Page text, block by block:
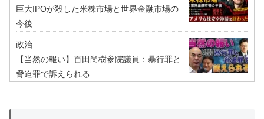
巨大IPOが殺した米株市場と世界金融市場の
今後
政治
【当然の報い】百田尚樹参院議員：暴行罪と
脅迫罪で訴えられる